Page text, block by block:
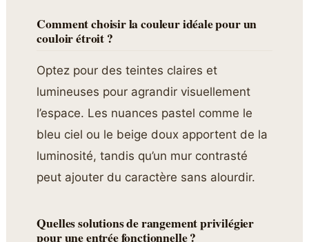
Comment choisir la couleur idéale pour un
couloir étroit ?
Optez pour des teintes claires et
lumineuses pour agrandir visuellement
l’espace. Les nuances pastel comme le
bleu ciel ou le beige doux apportent de la
luminosité, tandis qu’un mur contrasté
peut ajouter du caractère sans alourdir.
Quelles solutions de rangement privilégier
pour une entrée fonctionnelle ?